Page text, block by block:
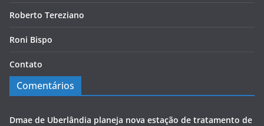
Roberto Tereziano
Roni Bispo
Contato
Comentários
Dmae de Uberlândia planeja nova estação de tratamento de